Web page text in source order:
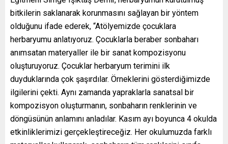
bitkilerin saklanarak korunmasını sağlayan bir yöntem
olduğunu ifade ederek, “Atölyemizde çocuklara
herbaryumu anlatıyoruz. Çocuklarla beraber sonbaharı
anımsatan materyaller ile bir sanat kompozisyonu
oluşturuyoruz. Çocuklar herbaryum terimini ilk
duyduklarında çok şaşırdılar. Örneklerini gösterdiğimizde
ilgilerini çekti. Aynı zamanda yapraklarla sanatsal bir
kompozisyon oluşturmanın, sonbaharın renklerinin ve
döngüsünün anlamını anladılar. Kasım ayı boyunca 4 okulda
etkinliklerimizi gerçekleştireceğiz. Her okulumuzda farklı